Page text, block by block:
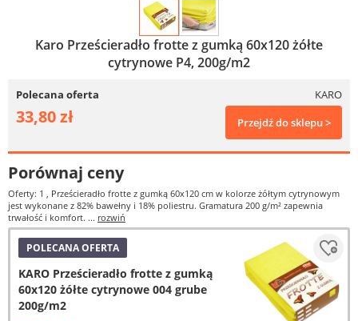
Karo Prześcieradło frotte z gumką 60x120 żółte
cytrynowe P4, 200g/m2
Polecana oferta KARO
33,80 zł Przejdź do sklepu >
Porównaj ceny
Oferty: 1 , Prześcieradło frotte z gumką 60x120 cm w kolorze żółtym cytrynowym
jest wykonane z 82% bawełny i 18% poliestru. Gramatura 200 g/m² zapewnia
trwałość i komfort. ... rozwiń
POLECANA OFERTA
KARO Prześcieradło frotte z gumką
60x120 żółte cytrynowe 004 grube
200g/m2